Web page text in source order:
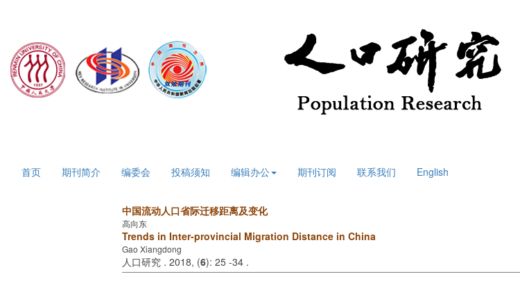
首页 期刊简介 编委会 投稿须知 编辑办公 期刊订阅 联系我们 English
中国流动人口省际迁移距离及变化
高向东
Trends in Inter-provincial Migration Distance in China
Gao Xiangdong
人口研究 . 2018, (6): 25 -34 .